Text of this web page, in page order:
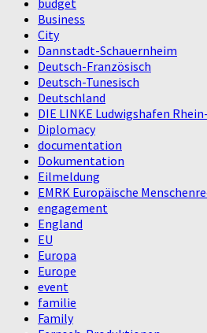
Business
City
Dannstadt-Schauernheim
Deutsch-Französisch
Deutsch-Tunesisch
Deutschland
DIE LINKE Ludwigshafen
Diplomacy
documentation
Dokumentation
Eilmeldung
EMRK Europäische
engagement
England
EU
Europa
Europe
event
familie
Family